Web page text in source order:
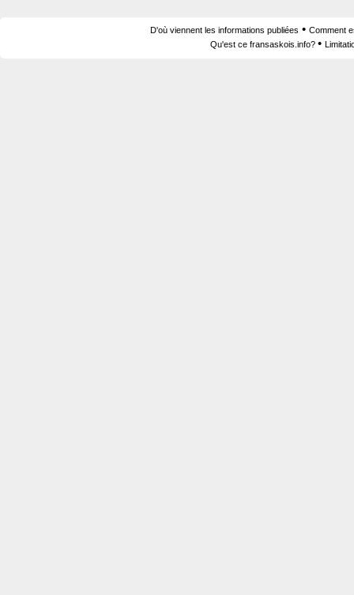
D'où viennent les informations publiées • Comment
Qu'est ce fransaskois.info? •